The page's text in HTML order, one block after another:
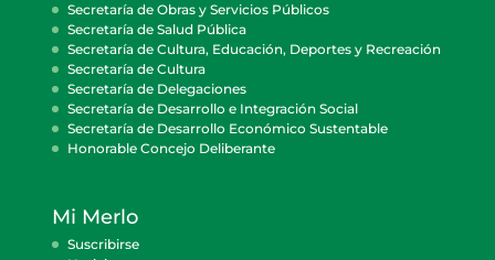
Secretaría de Obras y Servicios Públicos
Secretaría de Salud Pública
Secretaría de Cultura, Educación, Deportes y Recreación
Secretaría de Cultura
Secretaría de Delegaciones
Secretaría de Desarrollo e Integración Social
Secretaría de Desarrollo Económico Sustentable
Honorable Concejo Deliberante
Mi Merlo
Suscribirse